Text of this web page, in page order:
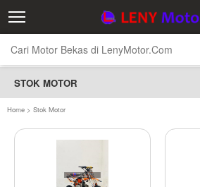
STOK MOTOR
Home > Stok Motor